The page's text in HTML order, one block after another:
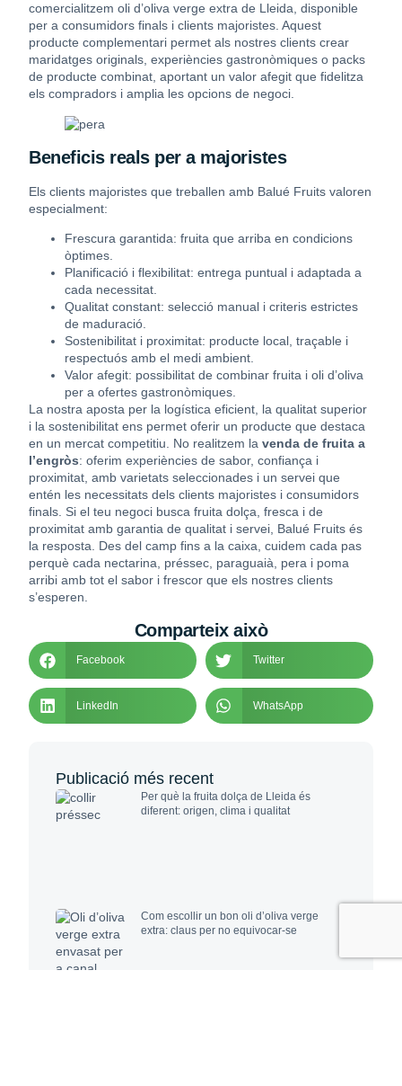
comercialitzem oli d’oliva verge extra de Lleida, disponible
per a consumidors finals i clients majoristes. Aquest
producte complementari permet als nostres clients crear
maridatges originals, experiències gastronòmiques o packs
de producte combinat, aportant un valor afegit que fidelitza
els compradors i amplia les opcions de negoci.
Beneficis reals per a majoristes
Els clients majoristes que treballen amb Balué Fruits valoren
especialment:
Frescura garantida: fruita que arriba en condicions
òptimes.
Planificació i flexibilitat: entrega puntual i adaptada a
cada necessitat.
Qualitat constant: selecció manual i criteris estrictes
de maduració.
Sostenibilitat i proximitat: producte local, traçable i
respectuós amb el medi ambient.
Valor afegit: possibilitat de combinar fruita i oli d’oliva
per a ofertes gastronòmiques.
La nostra aposta per la logística eficient, la qualitat superior
i la sostenibilitat ens permet oferir un producte que destaca
en un mercat competitiu. No realitzem lavenda de fruita a
l’engròs: oferim experiències de sabor, confiança i
proximitat, amb varietats seleccionades i un servei que
entén les necessitats dels clients majoristes i consumidors
finals. Si el teu negoci busca fruita dolça, fresca i de
proximitat amb garantia de qualitat i servei, Balué Fruits és
la resposta. Des del camp fins a la caixa, cuidem cada pas
perquè cada nectarina, préssec, paraguaià, pera i poma
arribi amb tot el sabor i frescor que els nostres clients
s’esperen.
Comparteix això
Facebook Twitter
LinkedIn WhatsApp
Publicació més recent
Per què la fruita dolça de Lleida és
diferent: origen, clima i qualitat
Com escollir un bon oli d’oliva verge
extra: claus per no equivocar-se